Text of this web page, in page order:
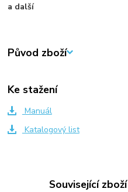
a další
Původ zboží
Ke stažení
Manuál
Katalogový list
Související zboží